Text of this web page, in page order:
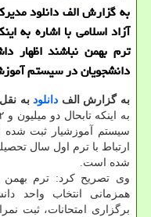
به گزارش الف دانلود
آزاد اسلامی با اشاره به
دانشجویان در سیستم
به گزارش الف دانلودبه نقل
سیستم آموزشیار ثبت شده
شده است.
وی تصریح کرد: ترم بهمن
همزمانی انتخاب واحد
برگزاری امتحانات، ثبت